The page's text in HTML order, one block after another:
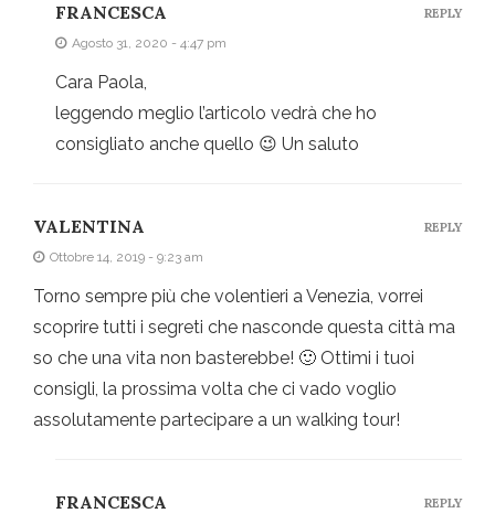
FRANCESCA
Agosto 31, 2020 - 4:47 pm
Cara Paola,
leggendo meglio l’articolo vedrà che ho
consigliato anche quello 😉 Un saluto
REPLY
VALENTINA
Ottobre 14, 2019 - 9:23 am
Torno sempre più che volentieri a Venezia, vorrei
scoprire tutti i segreti che nasconde questa città ma
so che una vita non basterebbe! 🙂 Ottimi i tuoi
consigli, la prossima volta che ci vado voglio
assolutamente partecipare a un walking tour!
REPLY
FRANCESCA REPLY